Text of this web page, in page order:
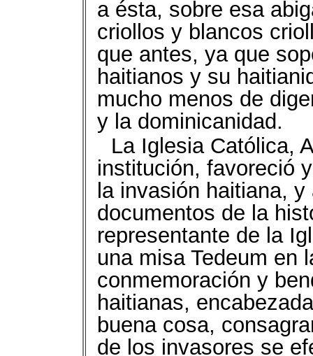
a ésta, sobre esa
criollos y blancos
que antes, ya que
haitianos y su
mucho menos de
y la dominicanidad.
La Iglesia Católica,
institución, favoreció
la invasión haitiana,
documentos de la
representante de la
una misa Tedeum en
conmemoración y
haitianas,
buena cosa,
de los invasores se